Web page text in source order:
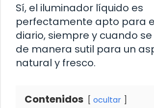
Sí, el iluminador líquido es
perfectamente apto para
diario, siempre y cuando
de manera sutil para un
natural y fresco.
Contenidos ocultar